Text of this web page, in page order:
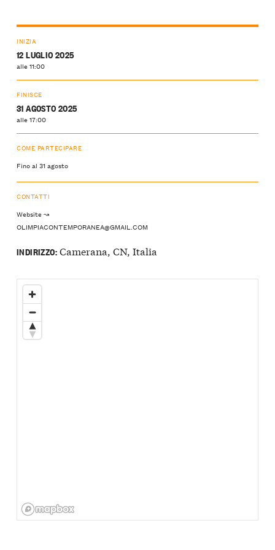
INIZIA
12 LUGLIO 2025
alle 11:00
FINISCE
31 AGOSTO 2025
alle 17:00
COME PARTECIPARE
Fino al 31 agosto
CONTATTI
Website ↝
OLIMPIACONTEMPORANEA@GMAIL.COM
INDIRIZZO:Camerana, CN, Italia